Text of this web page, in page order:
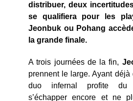
distribuer, deux
se qualifiera pour les
Jeonbuk ou Pohang
la grande finale.
A trois journées de la fin,
prennent le large. Ayant déjà
duo infernal profite du
s’échapper encore et ne